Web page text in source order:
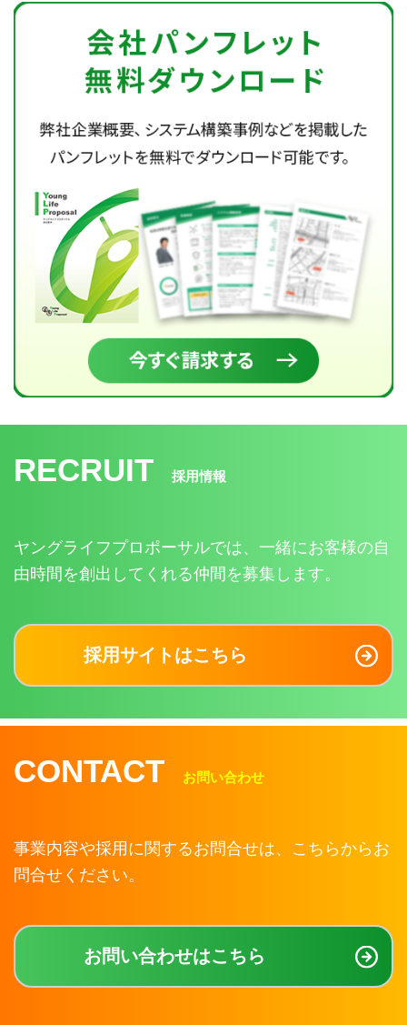
RECRUIT 採用情報
ヤングライフプロポーサルでは、一緒にお客様の自
由時間を創出してくれる仲間を募集します。
採用サイトはこちら
CONTACT お問い合わせ
事業内容や採用に関するお問合せは、こちらからお
問合せください。
お問い合わせはこちら